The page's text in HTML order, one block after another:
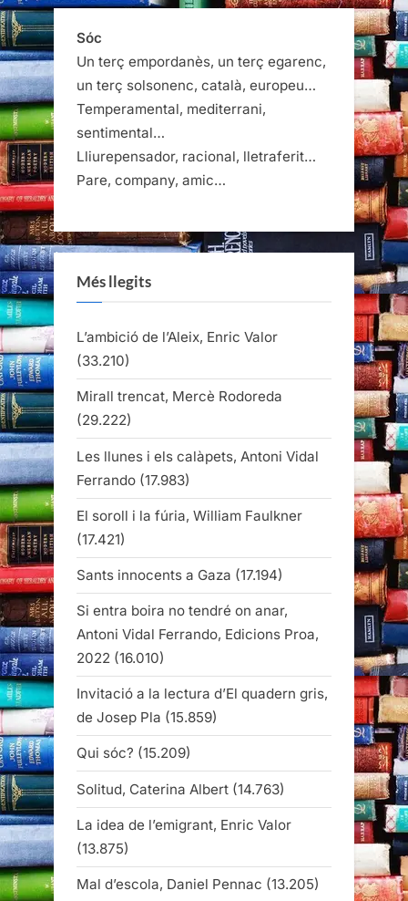
Sóc
Un terç empordanès, un terç egarenc,
un terç solsonenc, català, europeu…
Temperamental, mediterrani,
sentimental…
Lliurepensador, racional, lletraferit…
Pare, company, amic…
Més llegits
L’ambició de l’Aleix, Enric Valor
(33.210)
Mirall trencat, Mercè Rodoreda
(29.222)
Les llunes i els calàpets, Antoni Vidal
Ferrando (17.983)
El soroll i la fúria, William Faulkner
(17.421)
Sants innocents a Gaza (17.194)
Si entra boira no tendré on anar,
Antoni Vidal Ferrando, Edicions Proa,
2022 (16.010)
Invitació a la lectura d’El quadern gris,
de Josep Pla (15.859)
Qui sóc? (15.209)
Solitud, Caterina Albert (14.763)
La idea de l’emigrant, Enric Valor
(13.875)
Mal d’escola, Daniel Pennac (13.205)